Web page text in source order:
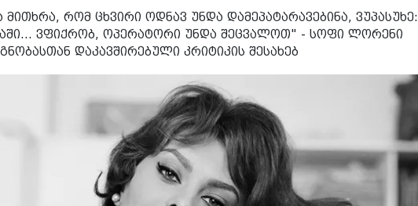
მითხრა, რომ ცხვირი ოდნავ უნდა დამეპატარავებინა, ვუპასუხე:
ვფიქრობ, ოპერატორი უნდა შეცვალოთ" - სოფი ლორენი
დაკავშირებული კრიტიკის შესახებ